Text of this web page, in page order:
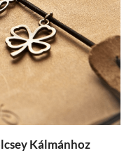
Kálmánhoz